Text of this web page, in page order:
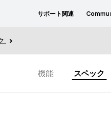
サポート関連
機能 スペック